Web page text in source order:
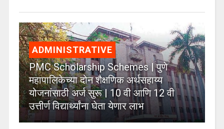
ADMINISTRATIVE
PMC Scholarship Schemes | पुणे
महापालिकेच्या दोन शैक्षणिक अर्थसहाय्य
योजनांसाठी अर्ज सुरू | 10 वी आणि 12 वी
उत्तीर्ण विद्यार्थ्यांना घेता येणार लाभ